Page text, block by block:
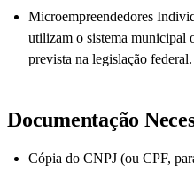
Microempreendedores
utilizam o sistema municipal
prevista na legislação federal.
Documentação
Cópia do CNPJ (ou CPF,